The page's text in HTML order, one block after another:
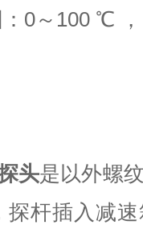
0～100 ℃
头是以外螺
探杆插入减